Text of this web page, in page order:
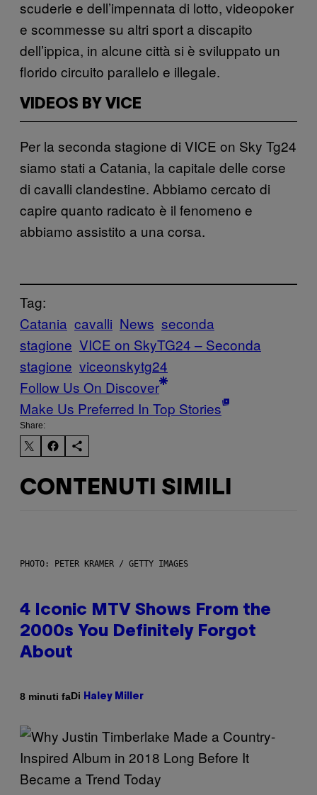
scuderie e dell’impennata di lotto, videopoker
e scommesse su altri sport a discapito
dell’ippica, in alcune città si è sviluppato un
florido circuito parallelo e illegale.
VIDEOS BY VICE
Per la seconda stagione di VICE on Sky Tg24
siamo stati a Catania, la capitale delle corse
di cavalli clandestine. Abbiamo cercato di
capire quanto radicato è il fenomeno e
abbiamo assistito a una corsa.
Tag:
Catania cavalli News seconda
stagione VICE on SkyTG24 – Seconda
stagione viceonskytg24
Follow Us On Discover
Make Us Preferred In Top Stories
Share:
CONTENUTI SIMILI
PHOTO: PETER KRAMER / GETTY IMAGES
4 Iconic MTV Shows From the
2000s You Definitely Forgot
About
8 minuti faDi Haley Miller